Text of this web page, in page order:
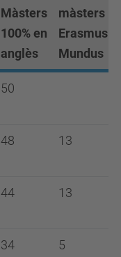
Màsters
100% en
anglès
màsters
Erasmus
Mundus
50
48 13
44 13
34 5